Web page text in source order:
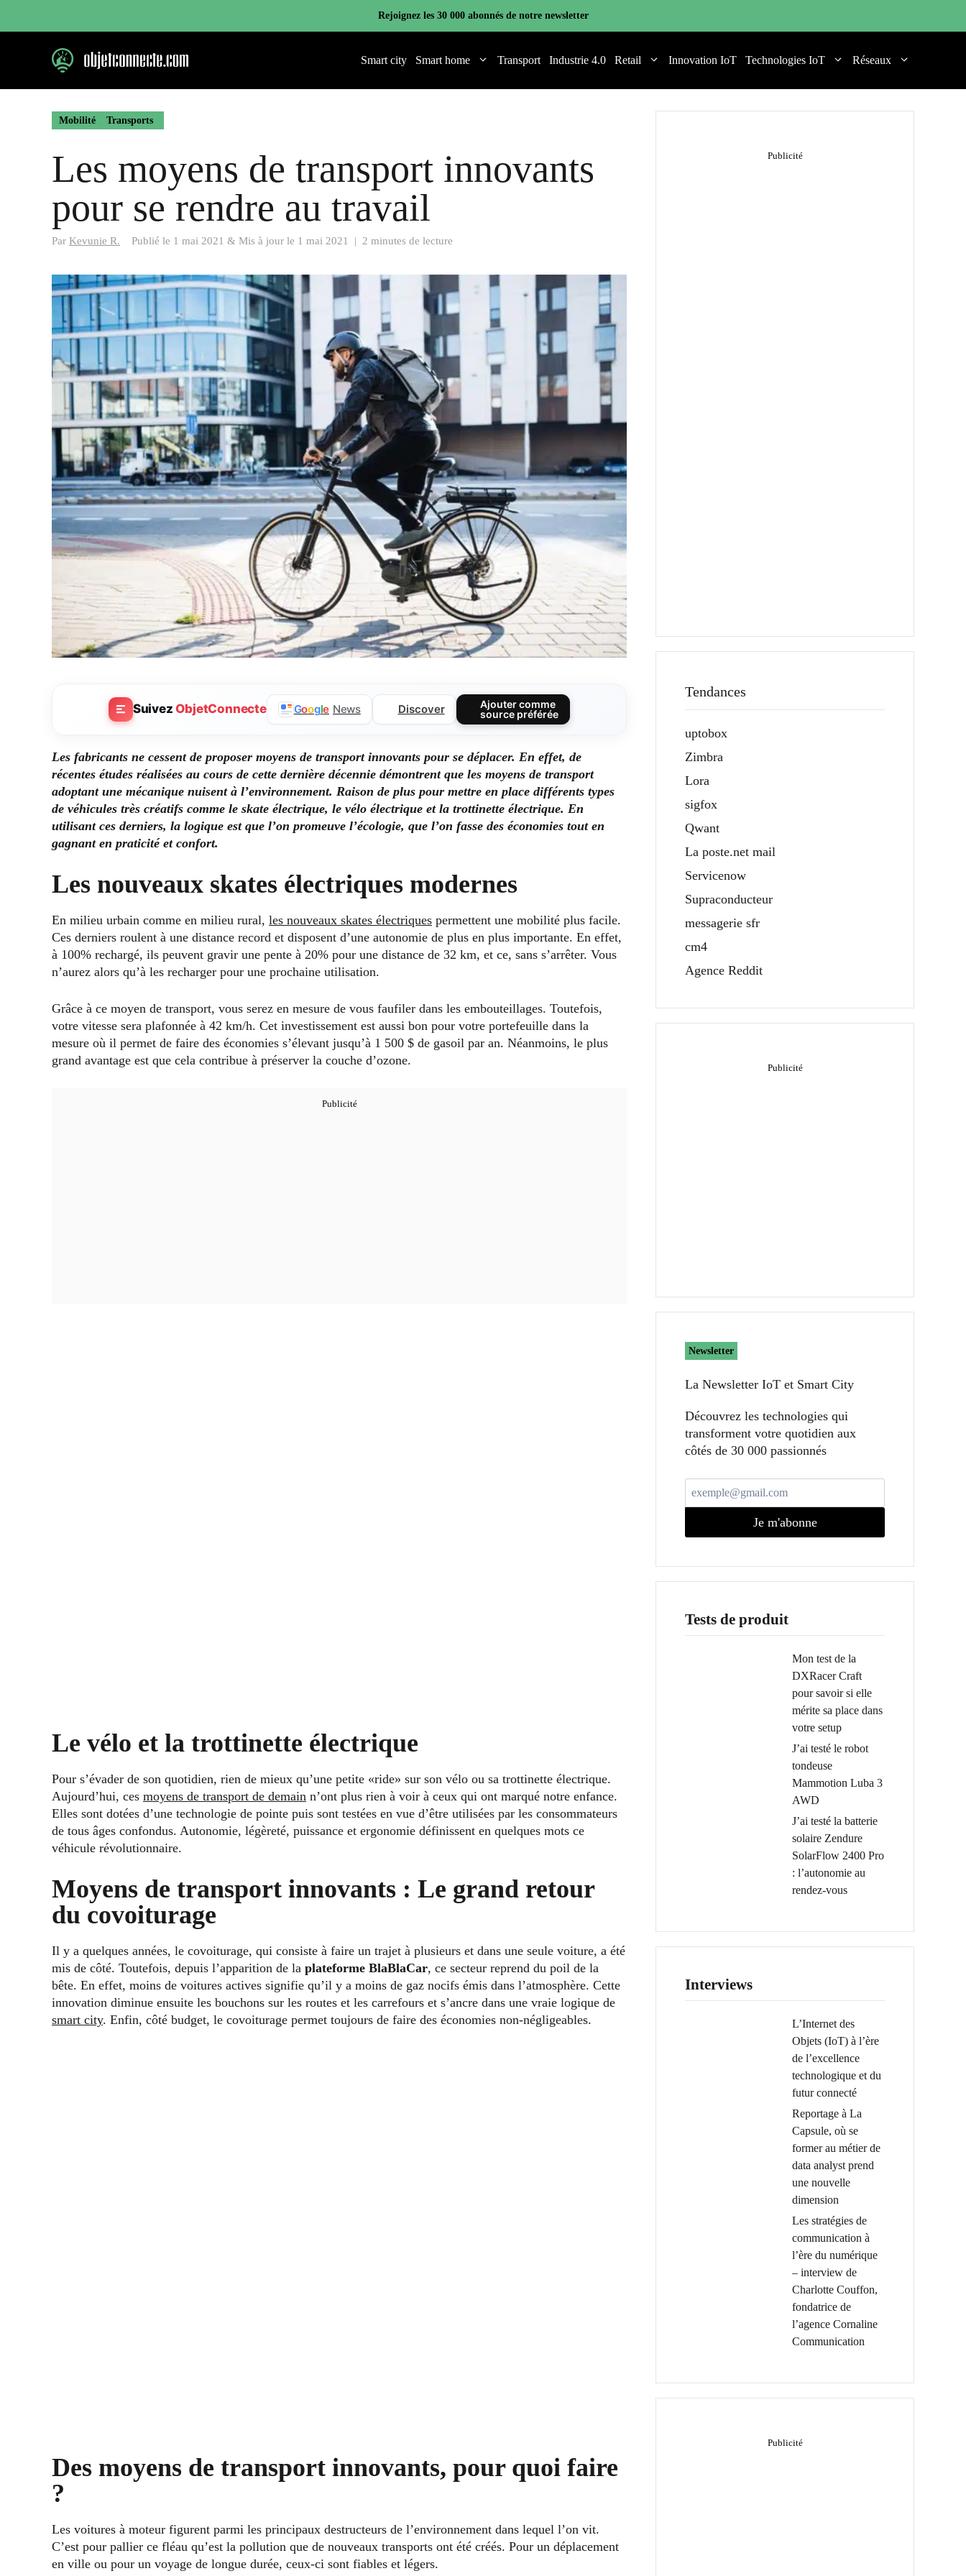
Rejoignez les 30 000 abonnés de notre newsletter
Smart city Smart home Transport Industrie 4.0 Retail Innovation IoT Technologies IoT Réseaux
Mobilité Transports
Les moyens de transport innovants
pour se rendre au travail
Par Kevunie R. Publié le 1 mai 2021 & Mis à jour le 1 mai 2021 | 2 minutes de lecture
SuivezObjetConnecte Google News Discover
Ajouter comme
source préférée
Les fabricants ne cessent de proposer moyens de transport innovants pour se déplacer. En effet, de
récentes études réalisées au cours de cette dernière décennie démontrent que les moyens de transport
adoptant une mécanique nuisent à l’environnement. Raison de plus pour mettre en place différents types
de véhicules très créatifs comme le skate électrique, le vélo électrique et la trottinette électrique. En
utilisant ces derniers, la logique est que l’on promeuve l’écologie, que l’on fasse des économies tout en
gagnant en praticité et confort.
Les nouveaux skates électriques modernes
En milieu urbain comme en milieu rural, les nouveaux skates électriques permettent une mobilité plus facile.
Ces derniers roulent à une distance record et disposent d’une autonomie de plus en plus importante. En effet,
à 100% rechargé, ils peuvent gravir une pente à 20% pour une distance de 32 km, et ce, sans s’arrêter. Vous
n’aurez alors qu’à les recharger pour une prochaine utilisation.
Grâce à ce moyen de transport, vous serez en mesure de vous faufiler dans les embouteillages. Toutefois,
votre vitesse sera plafonnée à 42 km/h. Cet investissement est aussi bon pour votre portefeuille dans la
mesure où il permet de faire des économies s’élevant jusqu’à 1 500 $ de gasoil par an. Néanmoins, le plus
grand avantage est que cela contribue à préserver la couche d’ozone.
Le vélo et la trottinette électrique
Pour s’évader de son quotidien, rien de mieux qu’une petite «ride» sur son vélo ou sa trottinette électrique.
Aujourd’hui, ces moyens de transport de demain n’ont plus rien à voir à ceux qui ont marqué notre enfance.
Elles sont dotées d’une technologie de pointe puis sont testées en vue d’être utilisées par les consommateurs
de tous âges confondus. Autonomie, légèreté, puissance et ergonomie définissent en quelques mots ce
véhicule révolutionnaire.
Moyens de transport innovants : Le grand retour
du covoiturage
Il y a quelques années, le covoiturage, qui consiste à faire un trajet à plusieurs et dans une seule voiture, a été
mis de côté. Toutefois, depuis l’apparition de la plateforme BlaBlaCar, ce secteur reprend du poil de la
bête. En effet, moins de voitures actives signifie qu’il y a moins de gaz nocifs émis dans l’atmosphère. Cette
innovation diminue ensuite les bouchons sur les routes et les carrefours et s’ancre dans une vraie logique de
smart city. Enfin, côté budget, le covoiturage permet toujours de faire des économies non-négligeables.
Des moyens de transport innovants, pour quoi faire
?
Les voitures à moteur figurent parmi les principaux destructeurs de l’environnement dans lequel l’on vit.
C’est pour pallier ce fléau qu’est la pollution que de nouveaux transports ont été créés. Pour un déplacement
en ville ou pour un voyage de longue durée, ceux-ci sont fiables et légers.
Tendances
uptobox
Zimbra
Lora
sigfox
Qwant
La poste.net mail
Servicenow
Supraconducteur
messagerie sfr
cm4
Agence Reddit
Newsletter
La Newsletter IoT et Smart City​
Découvrez les technologies qui
transforment votre quotidien aux
côtés de 30 000 passionnés
Je m'abonne
Tests de produit
Mon test de la
DXRacer Craft
pour savoir si elle
mérite sa place dans
votre setup
J’ai testé le robot
tondeuse
Mammotion Luba 3
AWD
J’ai testé la batterie
solaire Zendure
SolarFlow 2400 Pro
: l’autonomie au
rendez-vous
Interviews
L’Internet des
Objets (IoT) à l’ère
de l’excellence
technologique et du
futur connecté
Reportage à La
Capsule, où se
former au métier de
data analyst prend
une nouvelle
dimension
Les stratégies de
communication à
l’ère du numérique
– interview de
Charlotte Couffon,
fondatrice de
l’agence Cornaline
Communication